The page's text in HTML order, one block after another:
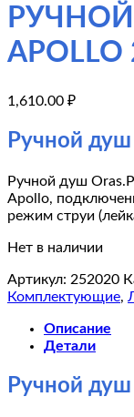
APOLLO
1,610.00 ₽
Ручной душ
Ручной душ
Apollo,
режим струи
Нет в наличии
Артикул: 252020
Комплектующие,
Описание
Детали
Ручной душ